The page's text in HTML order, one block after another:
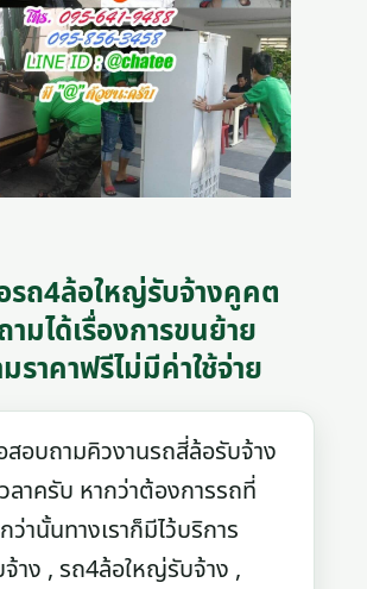
ถ4ล้อใหญ่รับจ้างคูคต
มได้เรื่องการขนย้าย
ราคาฟรีไม่มีค่าใช้จ่าย
บถามคิวงานรถสี่ล้อรับจ้าง
ลาครับ หากว่าต้องการรถที่
ว่านั้นทางเราก็มีไว้บริการ
าง , รถ4ล้อใหญ่รับจ้าง ,